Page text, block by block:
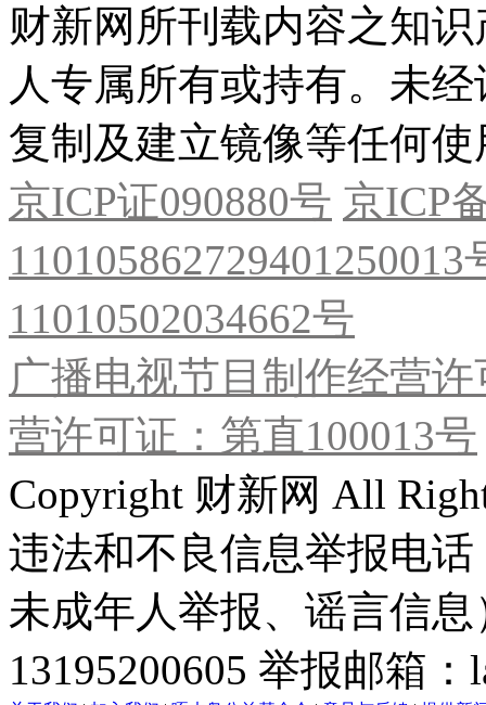
财新网所刊载内容之知
人专属所有或持有。未
复制及建立镜像等任何使
京ICP证090880号 京ICP
11010502034662号
广播电视节目制作经营
营许可证：第直100013号
Copyright 财新网 All
违法和不良信息举报电
未成年人举报、谣言信
13195200605 举报邮箱